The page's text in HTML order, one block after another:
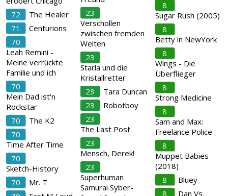
72
The Healer
71
Centurions
70
Leah Remini -
Meine verrückte
Familie und ich
70
Mein Dad ist'n
Rockstar
70
The K2
70
Time After Time
70
Sketch-History
70
Mr. T
23
Verschollen
zwischen fremden
Welten
23
Starla und die
Kristallretter
23
Tara Duncan
23
Robotboy
23
The Last Post
23
Mensch, Derek!
23
Superhuman
Samurai Syber-
8
Sugar Rush (2005)
8
Betty in NewYork
8
Wings - Die
Überflieger
8
Strong Medicine
8
Sam and Max:
Freelance Police
8
Muppet Babies
(2018)
8
Bluey
8
Dan Vs.